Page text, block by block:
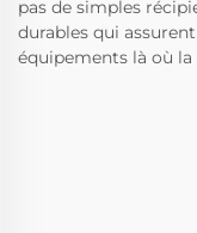
pas de simples
durables qui
équipements là où